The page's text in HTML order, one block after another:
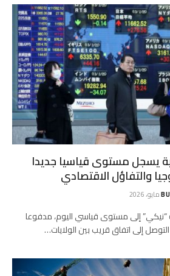
يسجل مستوى قياسيا جديدا
والتفاؤل الاقتصادي
“نيكي” إلى مستوى قياسي اليوم، مدفوعا
إلى اتفاق قريب بين الولايات…